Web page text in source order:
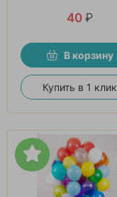
40 ₽
В корзину
Купить в 1 клик